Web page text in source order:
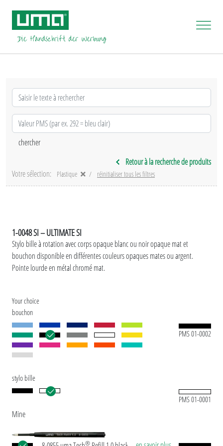
Retour à la recherche de produits
Votre sélection:
Plastique réinitialiser tous les filtres
1-0048 SI – ULTIMATE SI
Stylo bille à rotation avec corps opaque blanc ou noir opaque mat et
bouchon disponible en différentes couleurs opaques mates ou argent.
Pointe lourde en métal chromé mat.
Your choice
bouchon
PMS 01-0002
stylo bille
PMS 01-0001
Mine
®